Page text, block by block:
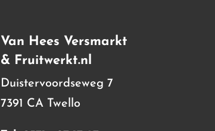
Van Hees Versmarkt
& Fruitwerkt.nl
Duistervoordseweg 7
7391 CA Twello